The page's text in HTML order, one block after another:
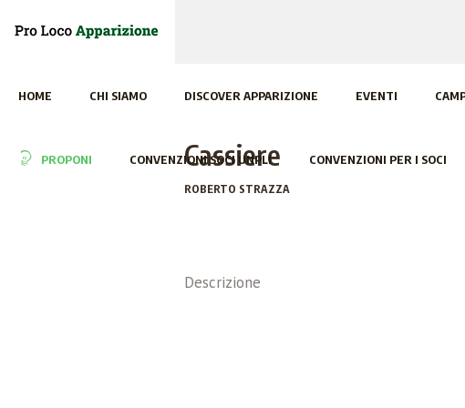
HOME CHI SIAMO DISCOVER APPARIZIONE EVENTI
PROPONI CONVENZIONI SOCI UNPLI CONVENZIONI PER I SOCI
Cassiere
ROBERTO STRAZZA
Descrizione